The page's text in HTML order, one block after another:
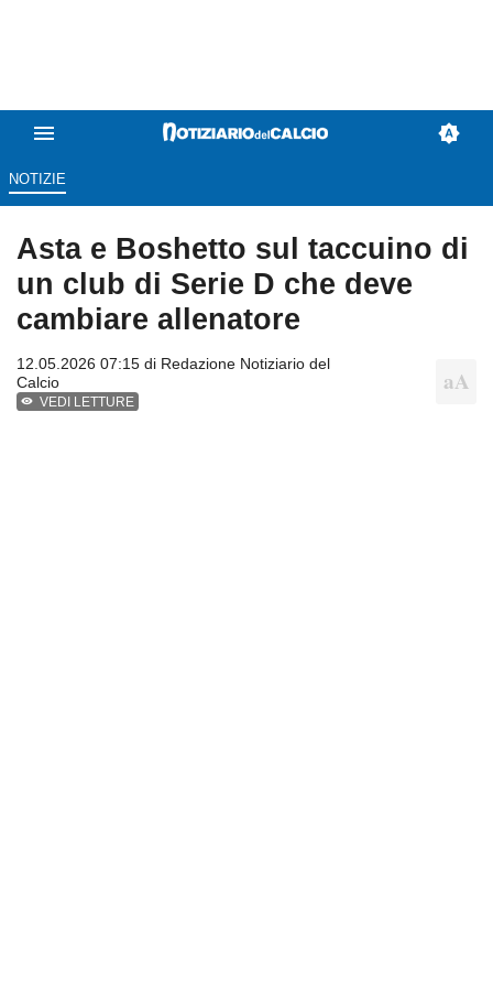
NOTIZIE
Asta e Boshetto sul taccuino di
un club di Serie D che deve
cambiare allenatore
12.05.2026 07:15 di Redazione Notiziario del
Calcio
VEDI LETTURE